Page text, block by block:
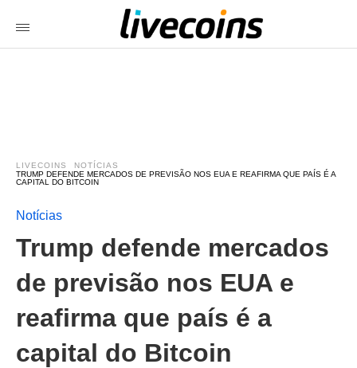
LIVECOINS
NOTÍCIAS
TRUMP DEFENDE MERCADOS DE PREVISÃO NOS EUA E REAFIRMA QUE PAÍS É A
CAPITAL DO BITCOIN
Notícias
Trump defende mercados
de previsão nos EUA e
reafirma que país é a
capital do Bitcoin